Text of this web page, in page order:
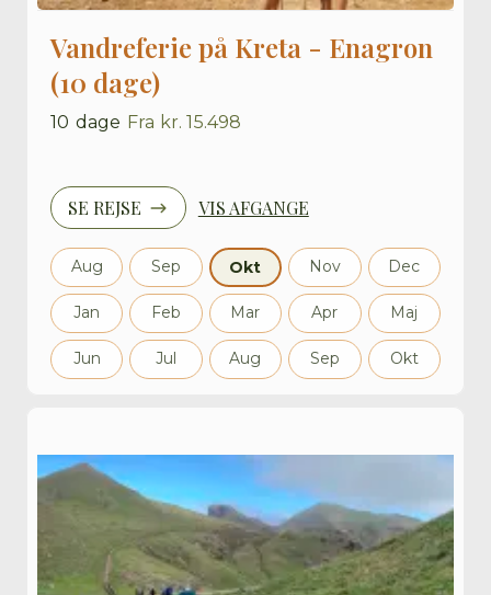
Vandreferie på Kreta - Enagron
(10 dage)
10 dage Fra kr. 15.498
SE REJSE VIS AFGANGE
Aug Sep Okt Nov Dec
Jan Feb Mar Apr Maj
Jun Jul Aug Sep Okt